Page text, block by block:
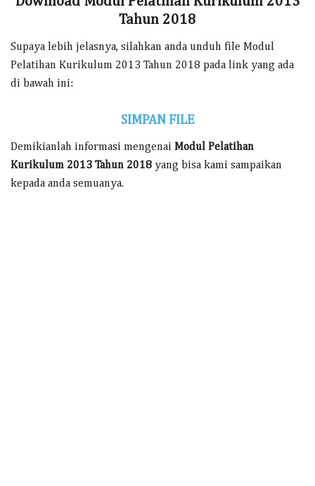
Tahun 2018
Supaya lebih jelasnya, silahkan anda unduh file Modul
Pelatihan Kurikulum 2013 Tahun 2018 pada link yang ada
di bawah ini:
SIMPAN FILE
Demikianlah informasi mengenai Modul Pelatihan
Kurikulum 2013 Tahun 2018 yang bisa kami sampaikan
kepada anda semuanya.